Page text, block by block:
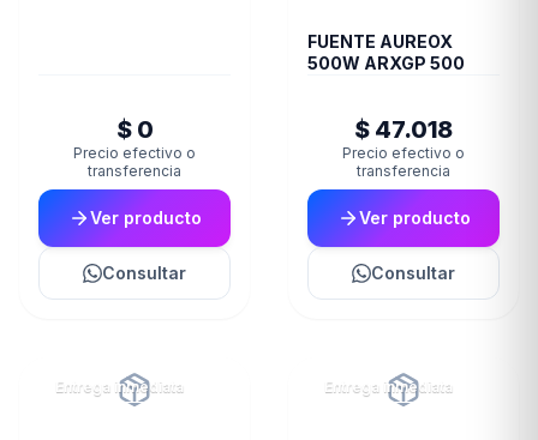
$ 0
Precio efectivo o
transferencia
Ver producto
Consultar
FUENTE AUREOX
500W ARXGP 500
$ 47.018
Precio efectivo o
transferencia
Ver producto
Consultar
Entrega inmediata Entrega inmediata